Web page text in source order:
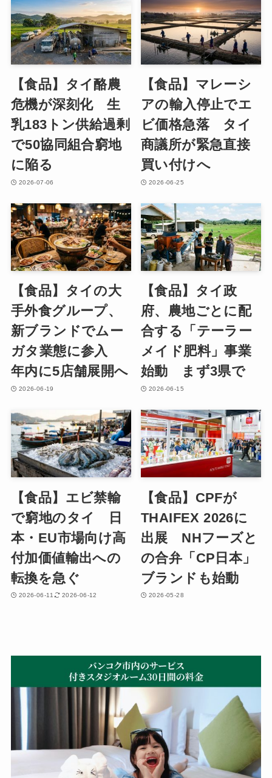
【食品】タイ酪農
危機が深刻化 生
乳183トン供給過剰
で50協同組合窮地
に陥る
2026-07-06
【食品】マレーシ
アの輸入停止でエ
ビ価格急落 タイ
商議所が緊急直接
買い付けへ
2026-06-25
【食品】タイの大
手外食グループ、
新ブランドでムー
ガタ業態に参入
年内に5店舗展開へ
2026-06-19
【食品】タイ政
府、農地ごとに配
合する「テーラー
メイド肥料」事業
始動 まず3県で
2026-06-15
【食品】エビ禁輸
で窮地のタイ 日
本・EU市場向け高
付加価値輸出への
転換を急ぐ
2026-06-11 2026-06-12
【食品】CPFが
THAIFEX 2026に
出展 NHフーズと
の合弁「CP日本」
ブランドも始動
2026-05-28